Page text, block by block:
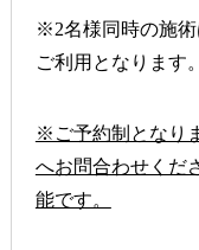
※2名様同時の施
ご利用となります。
※ご予約制となり
へお問合わせくだ
能です。